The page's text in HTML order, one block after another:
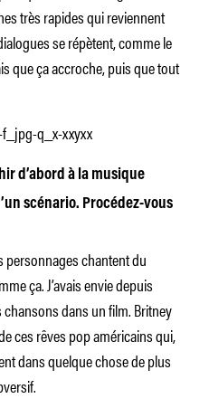
très rapides qui reviennent
se répètent, comme le
que ça accroche, puis que tout
d’abord à la musique
scénario. Procédez-vous
personnages chantent du
ça. J’avais envie depuis
dans un film. Britney
ces rêves pop américains qui,
dans quelque chose de plus